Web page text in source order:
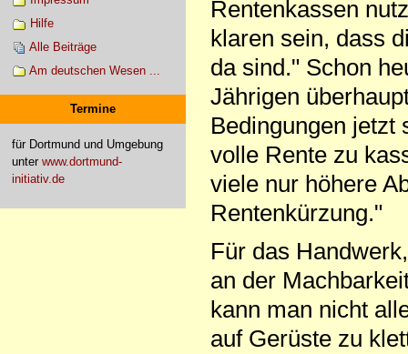
Hilfe
Alle Beiträge
Am deutschen Wesen ...
Termine
für Dortmund und Umgebung
unter www.dortmund-
initiativ.de
Rentenkassen
klaren sein, dass
da sind." Schon
Jährigen
Bedingungen jetzt
volle Rente zu
viele nur höhere
Rentenkürzung."
Für das
an der
kann man nicht
auf Gerüste zu